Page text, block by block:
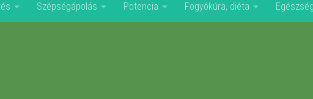
Szépségápolás Potencia Fogyókúra, diéta Egészség